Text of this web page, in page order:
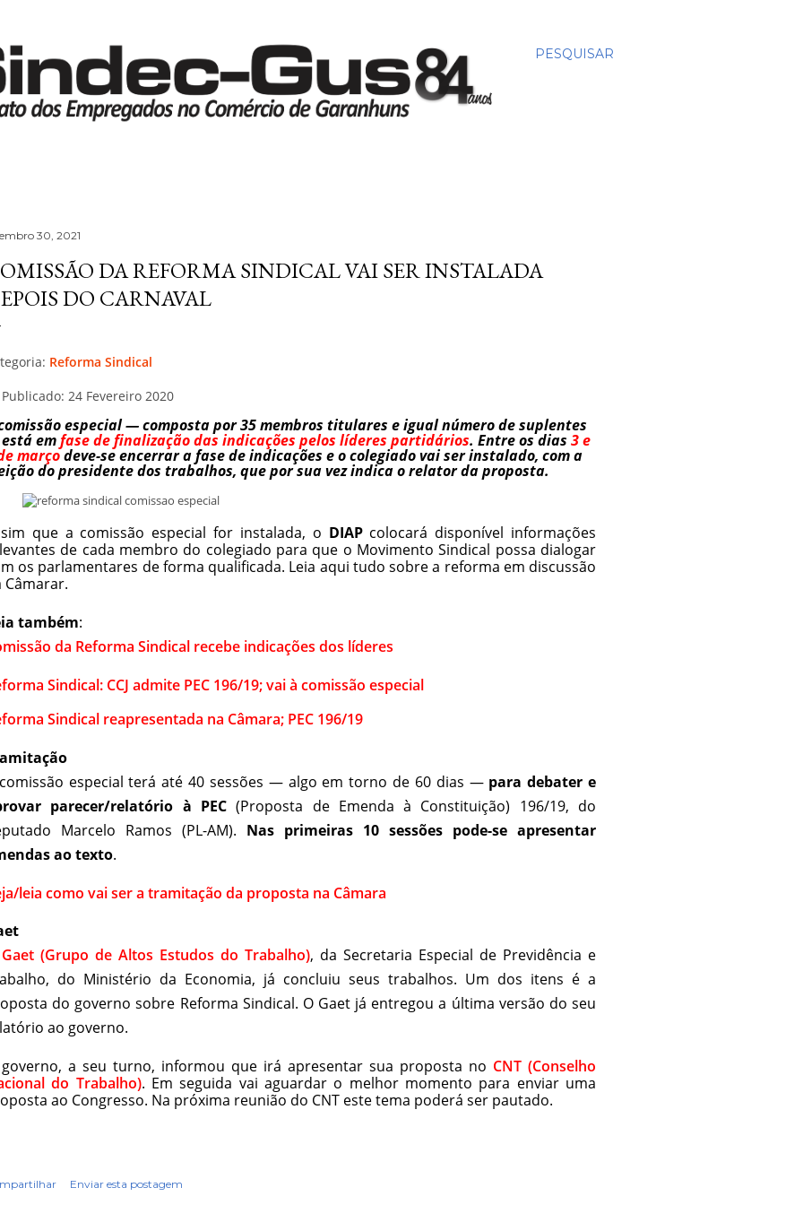
PESQUISAR
30, 2021
DA REFORMA SINDICAL VAI SER INSTALADA
DO CARNAVAL
Reforma Sindical
Publicado: 24 Fevereiro 2020
especial — composta por 35 membros titulares e igual número de suplentes
emfase de finalização das indicações pelos líderes partidários. Entre os dias 3 e
marçodeve-se encerrar a fase de indicações e o colegiado vai ser instalado, com a
do presidente dos trabalhos, que por sua vez indica o relator da proposta.
que a comissão especial for instalada, o DIAPcolocará disponível informações
de cada membro do colegiado para que o Movimento Sindical possa dialogar
os parlamentares de forma qualificada. Leia aqui tudo sobre a reforma em discussão
Câmarar.
também:
da Reforma Sindical recebe indicações dos líderes
Sindical: CCJ admite PEC 196/19; vai à comissão especial
Sindical reapresentada na Câmara; PEC 196/19
especial terá até 40 sessões — algo em torno de 60 dias — para debater e
parecer/relatório à PEC(Proposta de Emenda à Constituição) 196/19, do
Marcelo Ramos (PL-AM). Nas primeiras 10 sessões pode-se apresentar
ao texto.
leia como vai ser a tramitação da proposta na Câmara
Gaet (Grupo de Altos Estudos do Trabalho), da Secretaria Especial de Previdência e
do Ministério da Economia, já concluiu seus trabalhos. Um dos itens é a
do governo sobre Reforma Sindical. O Gaet já entregou a última versão do seu
ao governo.
a seu turno, informou que irá apresentar sua proposta no CNT (Conselho
do Trabalho). Em seguida vai aguardar o melhor momento para enviar uma
ao Congresso. Na próxima reunião do CNT este tema poderá ser pautado.
Enviar esta postagem